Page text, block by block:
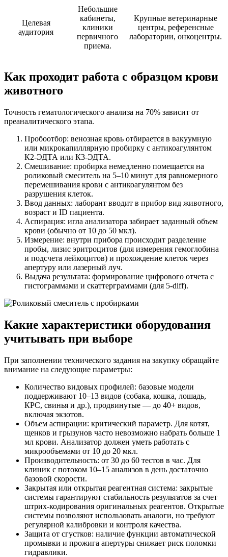
Целевая
аудитория
Небольшие
кабинеты,
клиники
первичного
приема.
Крупные ветеринарные
центры, референсные
лаборатории, онкоцентры.
Как проходит работа с образцом крови
животного
Точность гематологического анализа на 70% зависит от
преаналитического этапа.
Пробоотбор: венозная кровь отбирается в вакуумную
или микрокапиллярную пробирку с антикоагулянтом
К2-ЭДТА или К3-ЭДТА.
Смешивание: пробирка немедленно помещается на
роликовый смеситель на 5–10 минут для равномерного
перемешивания крови с антикоагулянтом без
разрушения клеток.
Ввод данных: лаборант вводит в прибор вид животного,
возраст и ID пациента.
Аспирация: игла анализатора забирает заданный объем
крови (обычно от 10 до 50 мкл).
Измерение: внутри прибора происходит разделение
пробы, лизис эритроцитов (для измерения гемоглобина
и подсчета лейкоцитов) и прохождение клеток через
апертуру или лазерный луч.
Выдача результата: формирование цифрового отчета с
гистограммами и скаттерграммами (для 5-diff).
Какие характеристики оборудования
учитывать при выборе
При заполнении технического задания на закупку обращайте
внимание на следующие параметры:
Количество видовых профилей: базовые модели
поддерживают 10–13 видов (собака, кошка, лошадь,
КРС, свинья и др.), продвинутые — до 40+ видов,
включая экзотов.
Объем аспирации: критический параметр. Для котят,
щенков и грызунов часто невозможно набрать больше 1
мл крови. Анализатор должен уметь работать с
микрообъемами от 10 до 20 мкл.
Производительность: от 30 до 60 тестов в час. Для
клиник с потоком 10–15 анализов в день достаточно
базовой скорости.
Закрытая или открытая реагентная система: закрытые
системы гарантируют стабильность результатов за счет
штрих-кодирования оригинальных реагентов. Открытые
системы позволяют использовать аналоги, но требуют
регулярной калибровки и контроля качества.
Защита от сгустков: наличие функции автоматической
промывки и прожига апертуры снижает риск поломки
гидравлики.